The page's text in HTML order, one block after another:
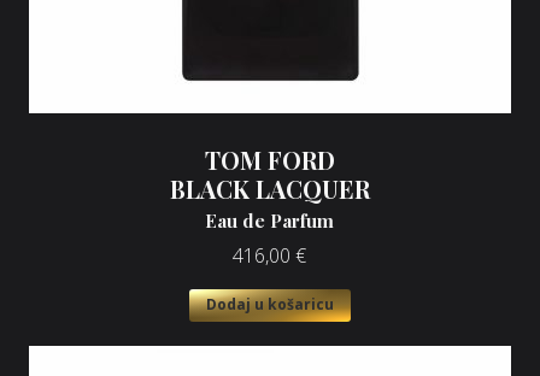
TOM FORD
BLACK LACQUER
Eau de Parfum
416,00 €
Dodaj u košaricu